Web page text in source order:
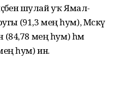
шулай уҡ Ямал-
(91,3 мең һум), Мәскәү
(84,78 мең һум) һәм
һум) инә.